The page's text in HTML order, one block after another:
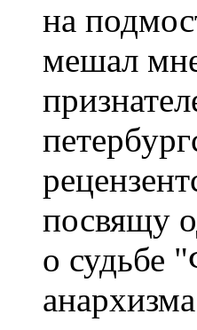
на
мешал
посвящу
о судьбе